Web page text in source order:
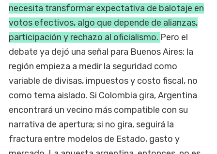
necesita transformar expectativa de balotaje en
votos efectivos, algo que depende de alianzas,
participación y rechazo al oficialismo. Pero el
debate ya dejó una señal para Buenos Aires: la
región empieza a medir la seguridad como
variable de divisas, impuestos y costo fiscal, no
como tema aislado. Si Colombia gira, Argentina
encontrará un vecino más compatible con su
narrativa de apertura; si no gira, seguirá la
fractura entre modelos de Estado, gasto y